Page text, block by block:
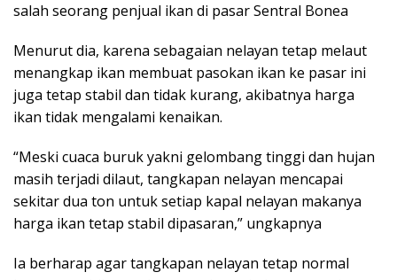
salah seorang penjual ikan di pasar Sentral Bonea
Menurut dia, karena sebagaian nelayan tetap melaut
menangkap ikan membuat pasokan ikan ke pasar ini
juga tetap stabil dan tidak kurang, akibatnya harga
ikan tidak mengalami kenaikan.
“Meski cuaca buruk yakni gelombang tinggi dan hujan
masih terjadi dilaut, tangkapan nelayan mencapai
sekitar dua ton untuk setiap kapal nelayan makanya
harga ikan tetap stabil dipasaran,” ungkapnya
Ia berharap agar tangkapan nelayan tetap normal